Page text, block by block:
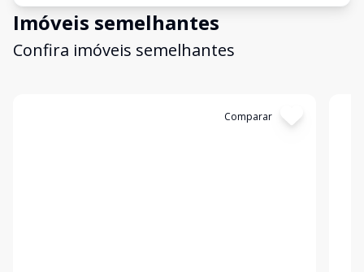
Imóveis semelhantes
Confira imóveis semelhantes
Comparar